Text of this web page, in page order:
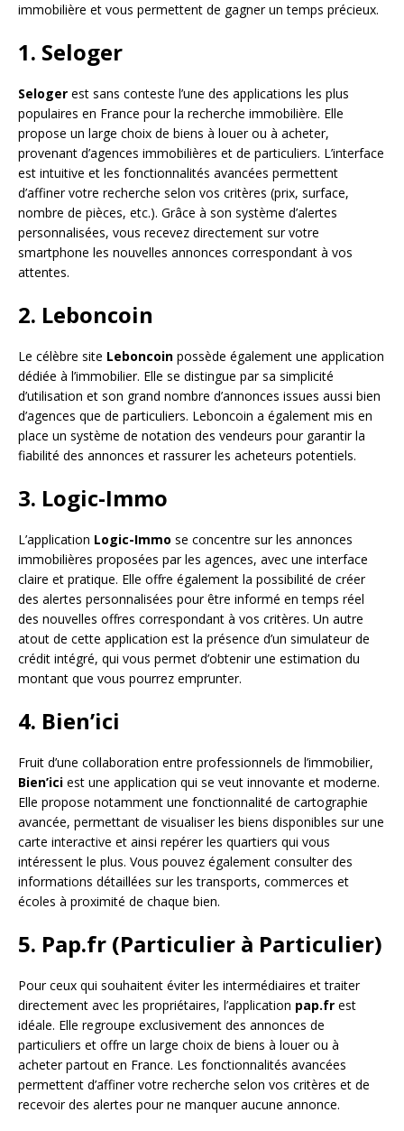
immobilière et vous permettent de gagner un temps précieux.
1. Seloger
Seloger est sans conteste l’une des applications les plus
populaires en France pour la recherche immobilière. Elle
propose un large choix de biens à louer ou à acheter,
provenant d’agences immobilières et de particuliers. L’interface
est intuitive et les fonctionnalités avancées permettent
d’affiner votre recherche selon vos critères (prix, surface,
nombre de pièces, etc.). Grâce à son système d’alertes
personnalisées, vous recevez directement sur votre
smartphone les nouvelles annonces correspondant à vos
attentes.
2. Leboncoin
Le célèbre site Leboncoin possède également une application
dédiée à l’immobilier. Elle se distingue par sa simplicité
d’utilisation et son grand nombre d’annonces issues aussi bien
d’agences que de particuliers. Leboncoin a également mis en
place un système de notation des vendeurs pour garantir la
fiabilité des annonces et rassurer les acheteurs potentiels.
3. Logic-Immo
L’application Logic-Immo se concentre sur les annonces
immobilières proposées par les agences, avec une interface
claire et pratique. Elle offre également la possibilité de créer
des alertes personnalisées pour être informé en temps réel
des nouvelles offres correspondant à vos critères. Un autre
atout de cette application est la présence d’un simulateur de
crédit intégré, qui vous permet d’obtenir une estimation du
montant que vous pourrez emprunter.
4. Bien’ici
Fruit d’une collaboration entre professionnels de l’immobilier,
Bien’ici est une application qui se veut innovante et moderne.
Elle propose notamment une fonctionnalité de cartographie
avancée, permettant de visualiser les biens disponibles sur une
carte interactive et ainsi repérer les quartiers qui vous
intéressent le plus. Vous pouvez également consulter des
informations détaillées sur les transports, commerces et
écoles à proximité de chaque bien.
5. Pap.fr (Particulier à Particulier)
Pour ceux qui souhaitent éviter les intermédiaires et traiter
directement avec les propriétaires, l’application pap.fr est
idéale. Elle regroupe exclusivement des annonces de
particuliers et offre un large choix de biens à louer ou à
acheter partout en France. Les fonctionnalités avancées
permettent d’affiner votre recherche selon vos critères et de
recevoir des alertes pour ne manquer aucune annonce.